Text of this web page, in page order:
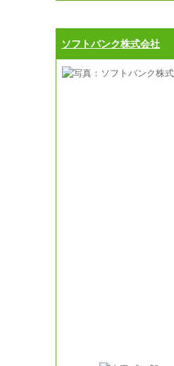
ソフトバンク株式会社